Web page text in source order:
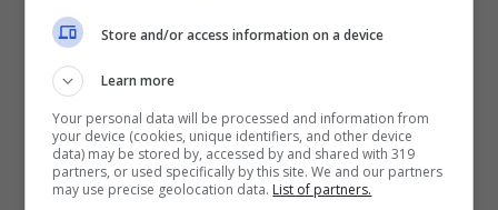
Le patate usatele per preparare il polpettone con questa
ricetta (Viagginew.com)
INGREDIENTI
Store and/or access information on a device
Learn more
Your personal data will be processed and information from
your device (cookies, unique identifiers, and other device
data) may be stored by, accessed by and shared with 319
partners, or used specifically by this site. We and our partners
may use precise geolocation data. List of partners.